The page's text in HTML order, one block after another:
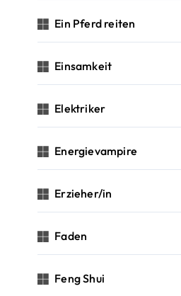
Ein Pferd reiten
Einsamkeit
Elektriker
Energievampire
Erzieher/in
Faden
Feng Shui